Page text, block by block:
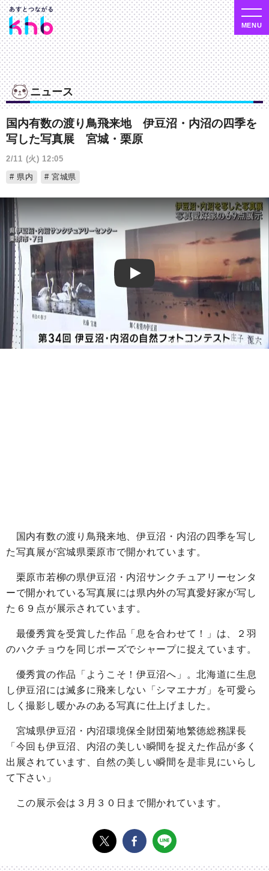
ニュース
国内有数の渡り鳥飛来地 伊豆沼・内沼の四季を
写した写真展 宮城・栗原
2/11 (火) 12:05
県内
宮城県
Play
国内有数の渡り鳥飛来地、伊豆沼・内沼の四季を写し
た写真展が宮城県栗原市で開かれています。
栗原市若柳の県伊豆沼・内沼サンクチュアリーセンタ
ーで開かれている写真展には県内外の写真愛好家が写し
た６９点が展示されています。
最優秀賞を受賞した作品「息を合わせて！」は、２羽
のハクチョウを同じポーズでシャープに捉えています。
優秀賞の作品「ようこそ！伊豆沼へ」。北海道に生息
し伊豆沼には滅多に飛来しない「シマエナガ」を可愛ら
しく撮影し暖かみのある写真に仕上げました。
宮城県伊豆沼・内沼環境保全財団菊地繁徳総務課長
「今回も伊豆沼、内沼の美しい瞬間を捉えた作品が多く
出展されています、自然の美しい瞬間を是非見にいらし
て下さい」
この展示会は３月３０日まで開かれています。